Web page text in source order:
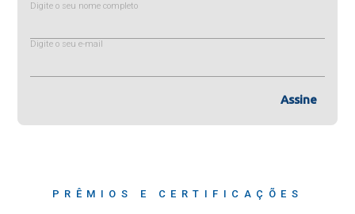
Digite o seu nome completo
Digite o seu e-mail
Assine
PRÊMIOS E CERTIFICAÇÕES